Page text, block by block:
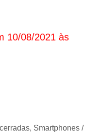
10/08/2021 às
, Smartphones /